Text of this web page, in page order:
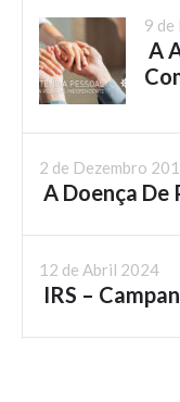
9
A
2 de Dezembro
A Doença De
12 de Abril 2024
IRS –